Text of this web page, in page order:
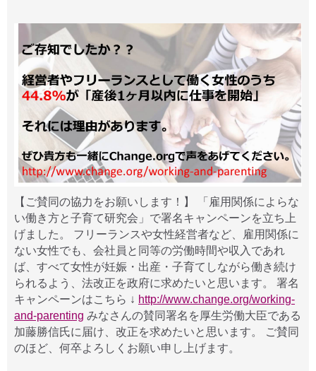
【ご賛同の協力をお願いします！】 「雇用関係によらな
い働き方と子育て研究会」で署名キャンペーンを立ち上
げました。 フリーランスや女性経営者など、雇用関係に
ない女性でも、会社員と同等の労働時間や収入であれ
ば、すべて女性が妊娠・出産・子育てしながら働き続け
られるよう、法改正を政府に求めたいと思います。 署名
キャンペーンはこちら ↓ http://www.change.org/working-
and-parenting みなさんの賛同署名を厚生労働大臣である
加藤勝信氏に届け、改正を求めたいと思います。 ご賛同
のほど、何卒よろしくお願い申し上げます。